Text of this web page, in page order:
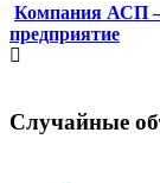
Компания АСП —
предприятие
Случайные